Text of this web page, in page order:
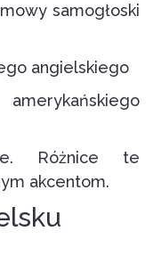
samogłoski
angielskiego
Różnice te
akcentom.